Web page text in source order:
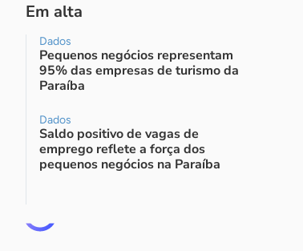
Em alta
Dados
Pequenos negócios representam
95% das empresas de turismo da
Paraíba
Dados
Saldo positivo de vagas de
emprego reflete a força dos
pequenos negócios na Paraíba